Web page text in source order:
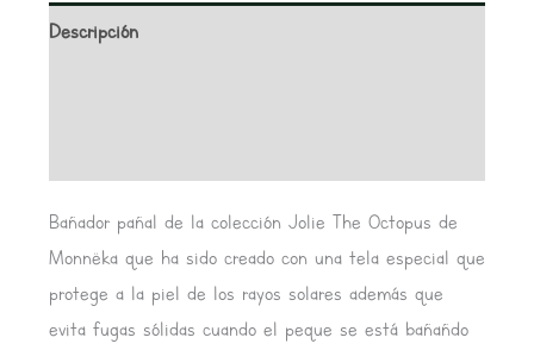
Descripción
Bañador pañal de la colección Jolie The Octopus de
Monnëka que ha sido creado con una tela especial que
protege a la piel de los rayos solares además que
evita fugas sólidas cuando el peque se está bañañdo